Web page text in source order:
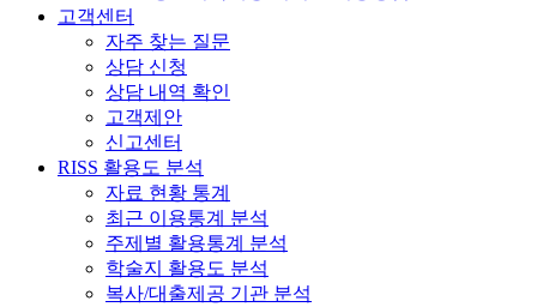
고객센터
자주 찾는 질문
상담 신청
상담 내역 확인
고객제안
신고센터
RISS 활용도 분석
자료 현황 통계
최근 이용통계 분석
주제별 활용통계 분석
학술지 활용도 분석
복사/대출제공 기관 분석